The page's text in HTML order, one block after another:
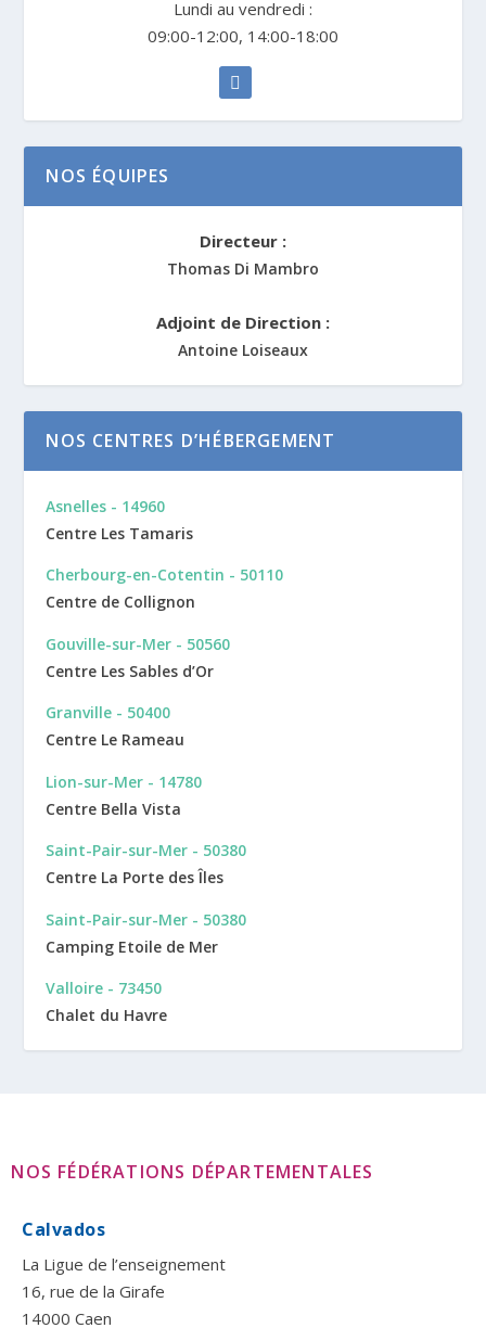
Lundi au vendredi :
09:00-12:00, 14:00-18:00
NOS ÉQUIPES
Directeur :
Thomas Di Mambro
Adjoint de Direction :
Antoine Loiseaux
NOS CENTRES D’HÉBERGEMENT
Asnelles - 14960
Centre Les Tamaris
Cherbourg-en-Cotentin - 50110
Centre de Collignon
Gouville-sur-Mer - 50560
Centre Les Sables d’Or
Granville - 50400
Centre Le Rameau
Lion-sur-Mer - 14780
Centre Bella Vista
Saint-Pair-sur-Mer - 50380
Centre La Porte des Îles
Saint-Pair-sur-Mer - 50380
Camping Etoile de Mer
Valloire - 73450
Chalet du Havre
NOS FÉDÉRATIONS DÉPARTEMENTALES
Calvados
La Ligue de l’enseignement
16, rue de la Girafe
14000 Caen